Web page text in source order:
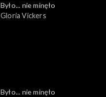
Było... nie minęło
Gloria Vickers
Było... nie minęło